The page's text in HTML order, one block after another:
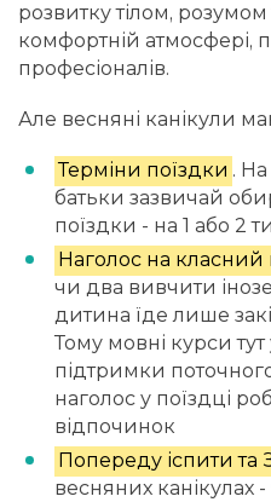
розвитку тілом,
комфортній атмосфері,
професіоналів.
Але весняні канікули
Терміни поїздки .
батьки зазвичай
поїздки - на 1 або 2
Наголос на класний
чи два вивчити
дитина їде лише
Тому мовні курси
підтримки
наголос у поїздці
відпочинок
Попереду іспити та
весняних канікулах